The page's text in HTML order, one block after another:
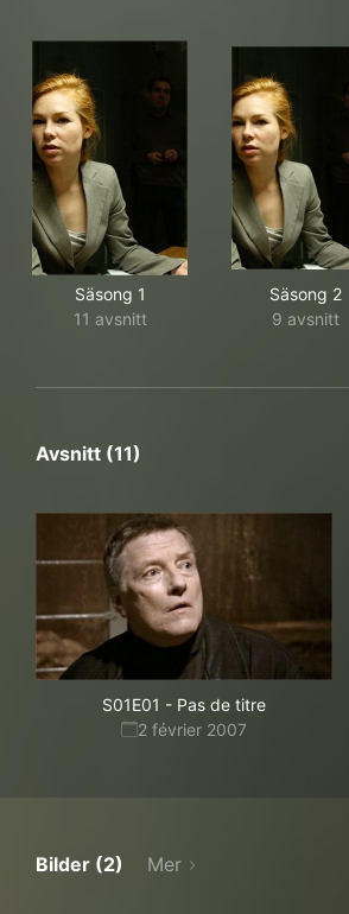
Säsong 1
11 avsnitt
Säsong 2
9 avsnitt
Avsnitt (11)
S01E01 - Pas de titre
2 février 2007
Bilder (2) Mer